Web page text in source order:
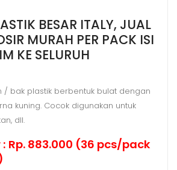
BESAR ITALY, JUAL
MURAH PER PACK ISI
KE SELURUH
/ bak plastik berbentuk bulat dengan
kuning. Cocok digunakan untuk
dll.
Rp. 883.000 (36 pcs/pack